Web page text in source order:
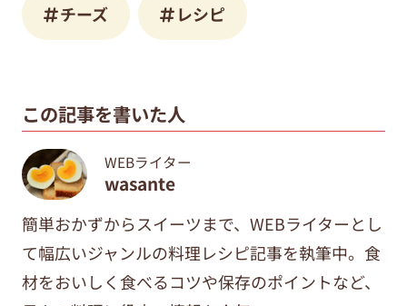
チーズ レシピ
この記事を書いた人
WEBライター
wasante
簡単おかずからスイーツまで、WEBライターとし
て幅広いジャンルの料理レシピ記事を執筆中。食
材をおいしく食べるコツや保存のポイントなど、